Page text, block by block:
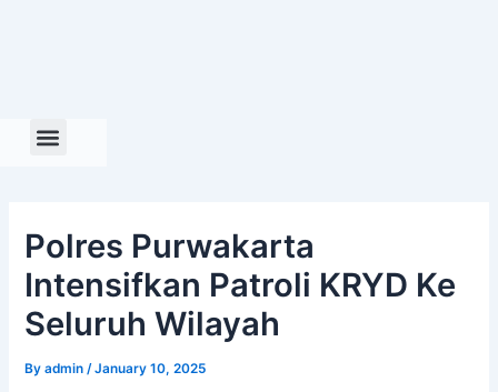
Polres Purwakarta
Intensifkan Patroli KRYD Ke
Seluruh Wilayah
Byadmin /January 10, 2025